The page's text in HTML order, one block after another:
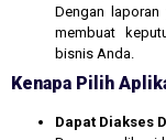
Dengan
membuat
bisnis Anda.
Kenapa Pilih
Dapat Diakses